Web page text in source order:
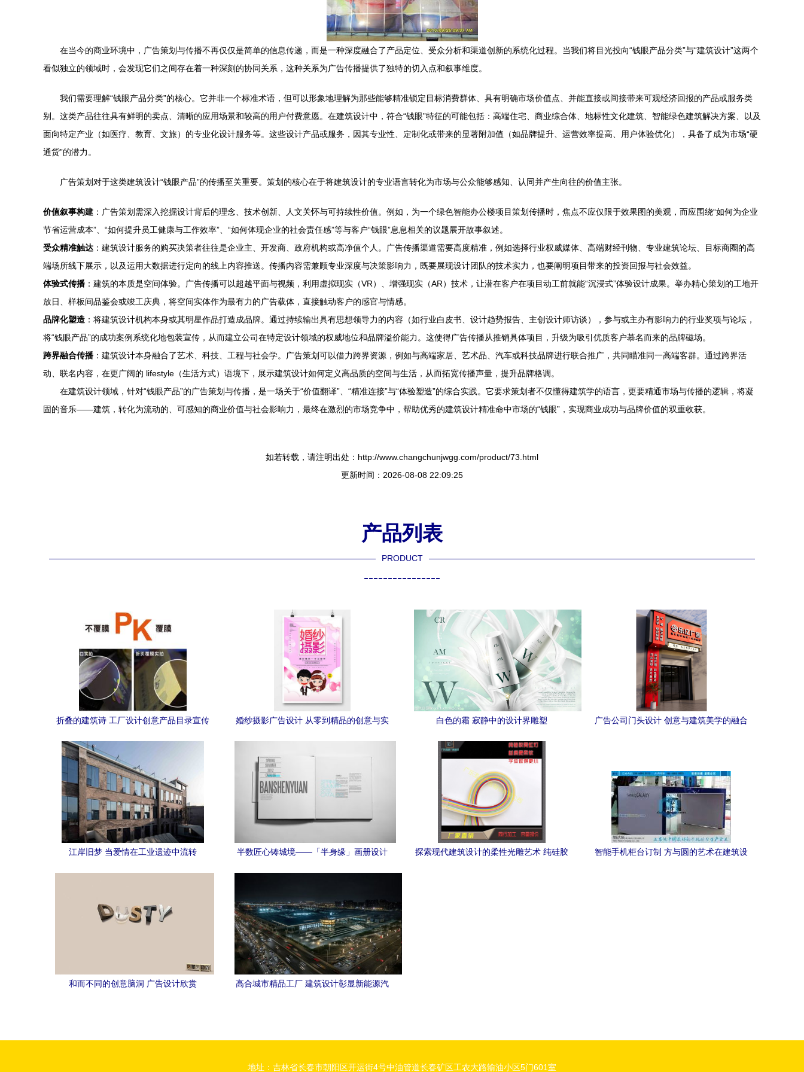
在当今的商业环境中，广告策划与传播不再仅仅是简单的信息传递，而是一种深度融合了产品定位、受众分析和渠道创新的系统化过程。当我们将目光投向“钱眼产品分类”与“建筑设计”这两个
看似独立的领域时，会发现它们之间存在着一种深刻的协同关系，这种关系为广告传播提供了独特的切入点和叙事维度。
我们需要理解“钱眼产品分类”的核心。它并非一个标准术语，但可以形象地理解为那些能够精准锁定目标消费群体、具有明确市场价值点、并能直接或间接带来可观经济回报的产品或服务类
别。这类产品往往具有鲜明的卖点、清晰的应用场景和较高的用户付费意愿。在建筑设计中，符合“钱眼”特征的可能包括：高端住宅、商业综合体、地标性文化建筑、智能绿色建筑解决方案、以及
面向特定产业（如医疗、教育、文旅）的专业化设计服务等。这些设计产品或服务，因其专业性、定制化或带来的显著附加值（如品牌提升、运营效率提高、用户体验优化），具备了成为市场“硬
通货”的潜力。
广告策划对于这类建筑设计“钱眼产品”的传播至关重要。策划的核心在于将建筑设计的专业语言转化为市场与公众能够感知、认同并产生向往的价值主张。
价值叙事构建 ：广告策划需深入挖掘设计背后的理念、技术创新、人文关怀与可持续性价值。例如，为一个绿色智能办公楼项目策划传播时，焦点不应仅限于效果图的美观，而应围绕“如何为企业
节省运营成本”、“如何提升员工健康与工作效率”、“如何体现企业的社会责任感”等与客户“钱眼”息息相关的议题展开故事叙述。
受众精准触达 ：建筑设计服务的购买决策者往往是企业主、开发商、政府机构或高净值个人。广告传播渠道需要高度精准，例如选择行业权威媒体、高端财经刊物、专业建筑论坛、目标商圈的高
端场所线下展示，以及运用大数据进行定向的线上内容推送。传播内容需兼顾专业深度与决策影响力，既要展现设计团队的技术实力，也要阐明项目带来的投资回报与社会效益。
体验式传播 ：建筑的本质是空间体验。广告传播可以超越平面与视频，利用虚拟现实（VR）、增强现实（AR）技术，让潜在客户在项目动工前就能“沉浸式”体验设计成果。举办精心策划的工地开
放日、样板间品鉴会或竣工庆典，将空间实体作为最有力的广告载体，直接触动客户的感官与情感。
品牌化塑造 ：将建筑设计机构本身或其明星作品打造成品牌。通过持续输出具有思想领导力的内容（如行业白皮书、设计趋势报告、主创设计师访谈），参与或主办有影响力的行业奖项与论坛，
将“钱眼产品”的成功案例系统化地包装宣传，从而建立公司在特定设计领域的权威地位和品牌溢价能力。这使得广告传播从推销具体项目，升级为吸引优质客户慕名而来的品牌磁场。
跨界融合传播 ：建筑设计本身融合了艺术、科技、工程与社会学。广告策划可以借力跨界资源，例如与高端家居、艺术品、汽车或科技品牌进行联合推广，共同瞄准同一高端客群。通过跨界活
动、联名内容，在更广阔的 lifestyle（生活方式）语境下，展示建筑设计如何定义高品质的空间与生活，从而拓宽传播声量，提升品牌格调。
在建筑设计领域，针对“钱眼产品”的广告策划与传播，是一场关于“价值翻译”、“精准连接”与“体验塑造”的综合实践。它要求策划者不仅懂得建筑学的语言，更要精通市场与传播的逻辑，将凝
固的音乐——建筑，转化为流动的、可感知的商业价值与社会影响力，最终在激烈的市场竞争中，帮助优秀的建筑设计精准命中市场的“钱眼”，实现商业成功与品牌价值的双重收获。
如若转载，请注明出处：http://www.changchunjwgg.com/product/73.html
更新时间：2026-08-08 22:09:25
产品列表
PRODUCT
----------------
折叠的建筑诗 工厂设计创意产品目录宣传
婚纱摄影广告设计 从零到精品的创意与实
白色的霜 寂静中的设计界雕塑 广告公司门头设计 创意与建筑美学的融合
江岸旧梦 当爱情在工业遗迹中流转
半数匠心铸城境——「半身缘」画册设计
探索现代建筑设计的柔性光雕艺术 纯硅胶
智能手机柜台订制 方与圆的艺术在建筑设
和而不同的创意脑洞 广告设计欣赏
高合城市精品工厂 建筑设计彰显新能源汽
地址：吉林省长春市朝阳区开运街4号中油管道长春矿区工农大路输油小区5门601室